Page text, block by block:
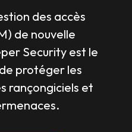
des accès
de nouvelle
Security est le
protéger les
rançongiciels et